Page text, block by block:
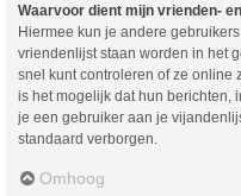
Waarvoor dient mijn vrienden-
Hiermee kun je andere
vriendenlijst staan worden in het
snel kunt controleren of ze online
is het mogelijk dat hun berichten,
je een gebruiker aan je
standaard verborgen.
Omhoog